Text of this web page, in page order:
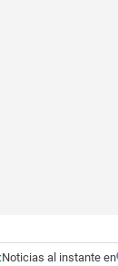
Noticias al instante en